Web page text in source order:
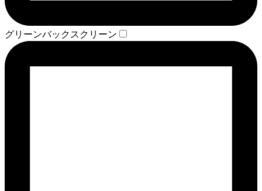
グリーンバックスクリーン